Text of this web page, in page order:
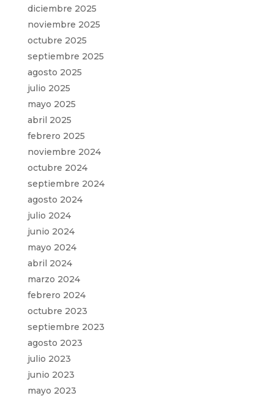
diciembre 2025
noviembre 2025
octubre 2025
septiembre 2025
agosto 2025
julio 2025
mayo 2025
abril 2025
febrero 2025
noviembre 2024
octubre 2024
septiembre 2024
agosto 2024
julio 2024
junio 2024
mayo 2024
abril 2024
marzo 2024
febrero 2024
octubre 2023
septiembre 2023
agosto 2023
julio 2023
junio 2023
mayo 2023